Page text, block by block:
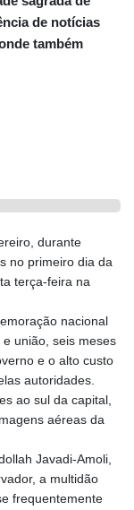
de notícias
também
durante
no primeiro dia da
terça-feira na
nacional
união, seis meses
e o alto custo
autoridades.
ao sul da capital,
aéreas da
Javadi-Amoli,
a multidão
frequentemente